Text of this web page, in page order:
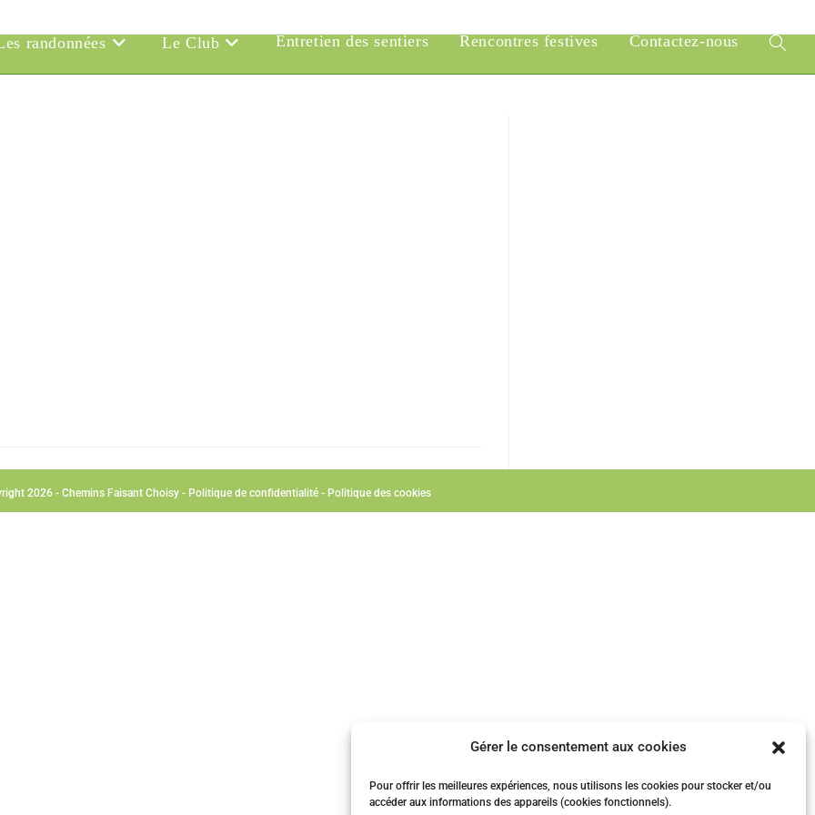
Gérer le consentement aux cookies
Pour offrir les meilleures expériences, nous utilisons les cookies pour stocker et/ou
accéder aux informations des appareils (cookies fonctionnels).
randonnées Le Club Entretien des sentiers Rencontres festives Contactez-nous
Toggle
website
2026 - Chemins Faisant Choisy - Politique de confidentialité - Politique des cookies